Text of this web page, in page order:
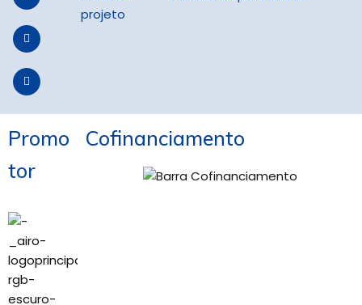
projeto
Promo
tor
Cofinanciamento